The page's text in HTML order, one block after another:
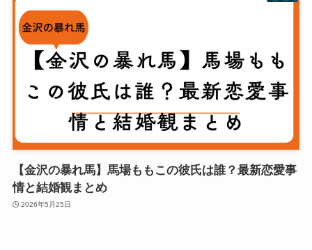
【金沢の暴れ馬】馬場ももこの彼氏は誰？最新恋愛事
情と結婚観まとめ
2026年5月25日